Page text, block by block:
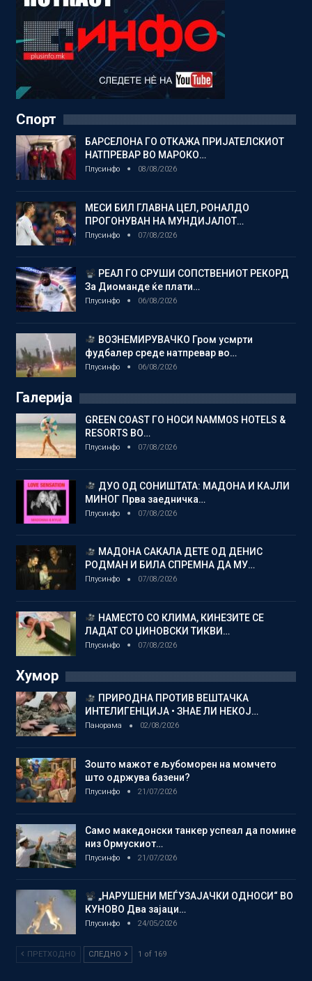
Спорт
БАРСЕЛОНА ГО ОТКАЖА ПРИЈАТЕЛСКИОТ
НАТПРЕВАР ВО МАРОКО…
Плусинфо 08/08/2026
МЕСИ БИЛ ГЛАВНА ЦЕЛ, РОНАЛДО
ПРОГОНУВАН НА МУНДИЈАЛОТ…
Плусинфо 07/08/2026
РЕАЛ ГО СРУШИ СОПСТВЕНИОТ РЕКОРД
За Диоманде ќе плати…
Плусинфо 06/08/2026
ВОЗНЕМИРУВАЧКО Гром усмрти
фудбалер среде натпревар во…
Плусинфо 06/08/2026
Галерија
GREEN COAST ГО НОСИ NAMMOS HOTELS &
RESORTS ВО…
Плусинфо 07/08/2026
ДУО ОД СОНИШТАТА: МАДОНА И КАЈЛИ
МИНОГ Прва заедничка…
Плусинфо 07/08/2026
МАДОНА САКАЛА ДЕТЕ ОД ДЕНИС
РОДМАН И БИЛА СПРЕМНА ДА МУ…
Плусинфо 07/08/2026
НАМЕСТО СО КЛИМА, КИНЕЗИТЕ СЕ
ЛАДАТ СО ЏИНОВСКИ ТИКВИ…
Плусинфо 07/08/2026
Хумор
ПРИРОДНА ПРОТИВ ВЕШТАЧКА
ИНТЕЛИГЕНЦИЈА • ЗНАЕ ЛИ НЕКОЈ…
Панорама 02/08/2026
Зошто мажот е љубоморен на момчето
што одржува базени?
Плусинфо 21/07/2026
Само македонски танкер успеал да помине
низ Ормускиот…
Плусинфо 21/07/2026
„НАРУШЕНИ МЕЃУЗАЈАЧКИ ОДНОСИ“ ВО
КУНОВО Два зајаци…
Плусинфо 24/05/2026
ПРЕТХОДНО СЛЕДНО 1 of 169